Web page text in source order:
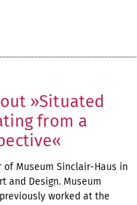
»Situated
from a
of Museum Sinclair-Haus in
and Design. Museum
worked at the